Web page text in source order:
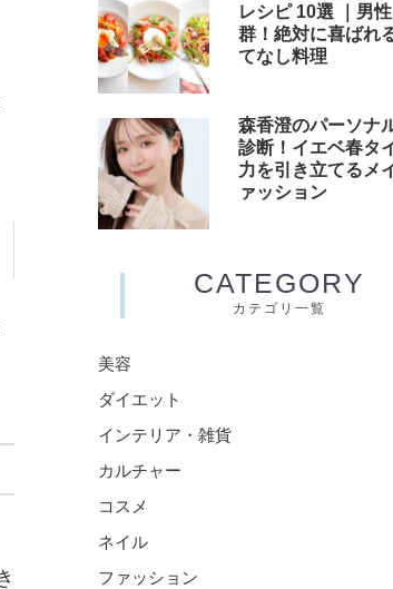
レシピ 10選 ｜男
群！絶対に喜ばれ
てなし料理
森香澄のパーソナ
診断！イエベ春タ
力を引き立てるメ
ァッション
CATEGORY
カテゴリ一覧
美容
ダイエット
インテリア・雑貨
カルチャー
コスメ
ネイル
ファッション